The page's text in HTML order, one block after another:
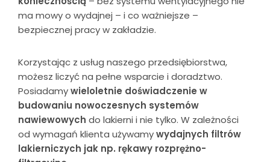
ma mowy o wydajnej – i co ważniejsze –
bezpiecznej pracy w zakładzie.
Korzystając z usług naszego przedsiębiorstwa,
możesz liczyć na pełne wsparcie i doradztwo.
Posiadamywieloletnie doświadczenie w
budowaniu nowoczesnych systemów
nawiewowych do lakierni i nie tylko. W zależności
od wymagań klienta używamywydajnych filtrów
lakierniczych jak np. rękawy rozprężno-